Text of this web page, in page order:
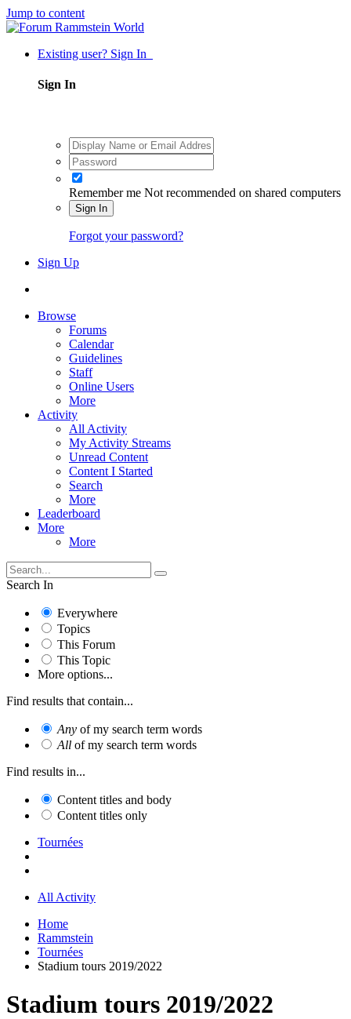
Jump to content
Existing user? Sign In
Sign In
Remember me Not recommended on shared computers
Sign In
Forgot your password?
Sign Up
Browse
Forums
Calendar
Guidelines
Staff
Online Users
More
Activity
All Activity
My Activity Streams
Unread Content
Content I Started
Search
More
Leaderboard
More
More
Search In
Everywhere
Topics
This Forum
This Topic
More options...
Find results that contain...
Any of my search term words
All of my search term words
Find results in...
Content titles and body
Content titles only
Tournées
All Activity
Home
Rammstein
Tournées
Stadium tours 2019/2022
Stadium tours 2019/2022